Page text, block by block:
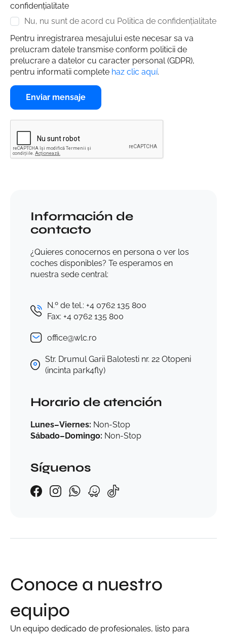
confidențialitate
Nu, nu sunt de acord cu Politica de confidențialitate
Pentru inregistrarea mesajului este necesar sa va
prelucram datele transmise conform politicii de
prelucrare a datelor cu caracter personal (GDPR),
pentru informatii complete haz clic aquí.
Enviar mensaje
Información de
contacto
¿Quieres conocernos en persona o ver los
coches disponibles? Te esperamos en
nuestra sede central:
N.º de tel.: +4 0762 135 800
Fax: +4 0762 135 800
office@wlc.ro
Str. Drumul Garii Balotesti nr. 22 Otopeni
(incinta park4fly)
Horario de atención
Lunes–Viernes: Non-Stop
Sábado–Domingo: Non-Stop
Síguenos
Conoce a nuestro
equipo
Un equipo dedicado de profesionales, listo para